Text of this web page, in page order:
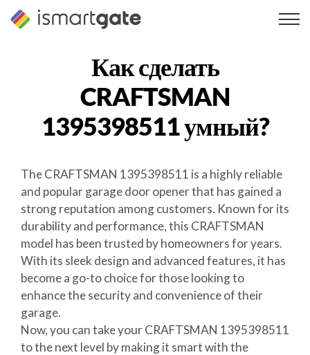
Перейти
Как сделать
CRAFTSMAN
1395398511умный?
The CRAFTSMAN 1395398511 is a highly reliable
and popular garage door opener that has gained a
strong reputation among customers. Known for its
durability and performance, this CRAFTSMAN
model has been trusted by homeowners for years.
With its sleek design and advanced features, it has
become a go-to choice for those looking to
enhance the security and convenience of their
garage.
Now, you can take your CRAFTSMAN 1395398511
to the next level by making it smart with the